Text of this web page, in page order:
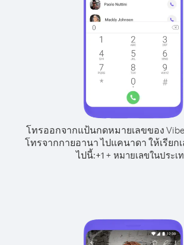
โทรออกจากแป้นกดหมายเลขของ
โทรจากกายอานา ไปแคนาดา ให้เรียก
ไปนี้:+1 + หมายเลขในประเ